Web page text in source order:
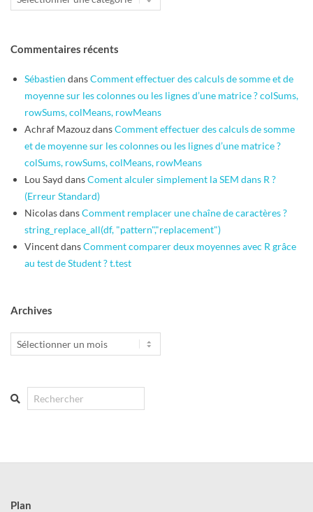
Commentaires récents
Sébastien dansComment effectuer des calculs de somme et de
moyenne sur les colonnes ou les lignes d’une matrice ? colSums,
rowSums, colMeans, rowMeans
Achraf MazouzdansComment effectuer des calculs de somme
et de moyenne sur les colonnes ou les lignes d’une matrice ?
colSums, rowSums, colMeans, rowMeans
Lou Sayd dansComent alculer simplement la SEM dans R ?
(Erreur Standard)
NicolasdansComment remplacer une chaîne de caractères ?
string_replace_all(df, "pattern","replacement")
VincentdansComment comparer deux moyennes avec R grâce
au test de Student ? t.test
Archives
Archives
Search
Plan